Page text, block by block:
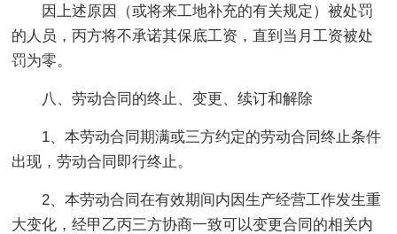
因上述原因（或将来工地补充的有关规定）被处罚
的人员，丙方将不承诺其保底工资，直到当月工资被处
罚为零。
八、劳动合同的终止、变更、续订和解除
1、本劳动合同期满或三方约定的劳动合同终止条件
出现，劳动合同即行终止。
2、本劳动合同在有效期间内因生产经营工作发生重
大变化，经甲乙丙三方协商一致可以变更合同的相关内